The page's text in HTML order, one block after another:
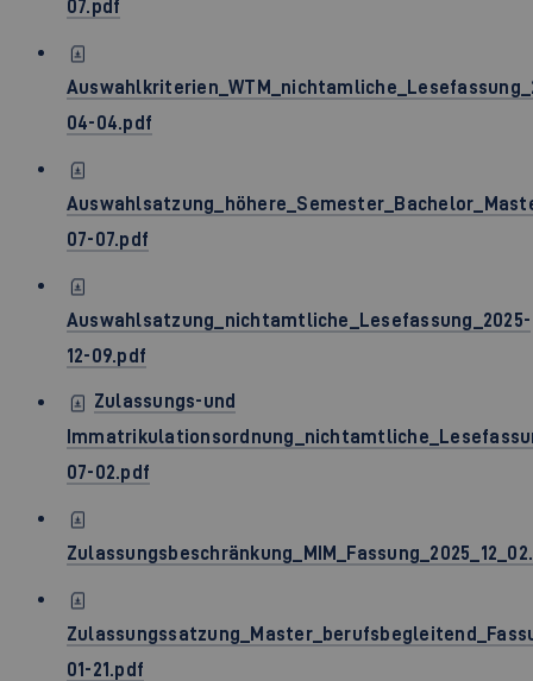
07.pdf
04-04.pdf
07-07.pdf
Auswahlsatzung_nichtamtliche_Lesefassung_2025-
12-09.pdf
Zulassungs-und
07-02.pdf
01-21.pdf